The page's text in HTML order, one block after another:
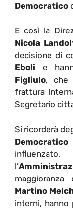
Democratico
E così la
Nicola
decisione di
Eboli e
Figliulo, che
frattura
Segretario
Si ricorderà
l’
Martino
interni, hanno